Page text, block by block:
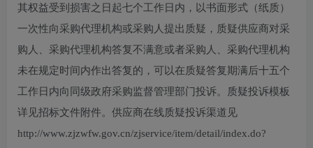
其权益受到损害之日起七个工作日内，以书面形式（纸质）
一次性向采购代理机构或采购人提出质疑，质疑供应商对采
购人、采购代理机构答复不满意或者采购人、采购代理机构
未在规定时间内作出答复的，可以在质疑答复期满后十五个
工作日内向同级政府采购监督管理部门投诉。质疑投诉模板
详见招标文件附件。供应商在线质疑投诉渠道见
http://www.zjzwfw.gov.cn/zjservice/item/detail/index.do?